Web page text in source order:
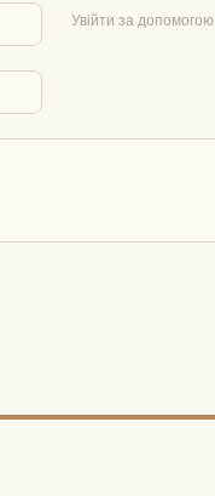
Увійти за допомогою